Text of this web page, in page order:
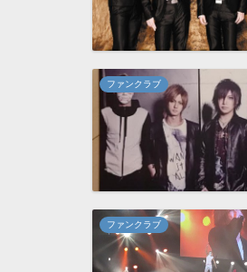
ファンクラブ
ファンクラブ